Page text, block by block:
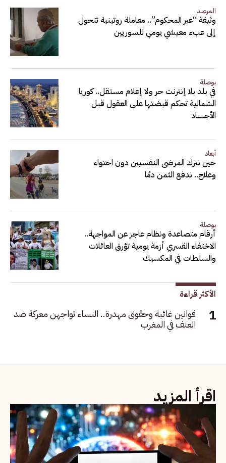
المرصد
وثيقة “غير المحكوم”.. معاملة روتينية تتحول
إلى عبء معيشي يومي للسوريين
بوصلة
في بلد بلا إنترنت حر ولا إعلام مستقل.. كوريا
الشمالية تحكم قبضتها على العقول قبل
الأجساد
أبعاد
حين نترك المرضى النفسيين دون احتواء
وعلاج.. ندفع الثمن دمًا
بوصلة
أرقام متصاعدة ونظام عاجز عن المواجهة..
الاختفاء القسري أزمة يومية تؤرق العائلات
والسلطات في المكسيك
الأكثر قراءة
قوانين غائبة وحقوق مهدرة.. النساء تواجهن معركة ضد
العنف في المغرب
اقرأ المزيد